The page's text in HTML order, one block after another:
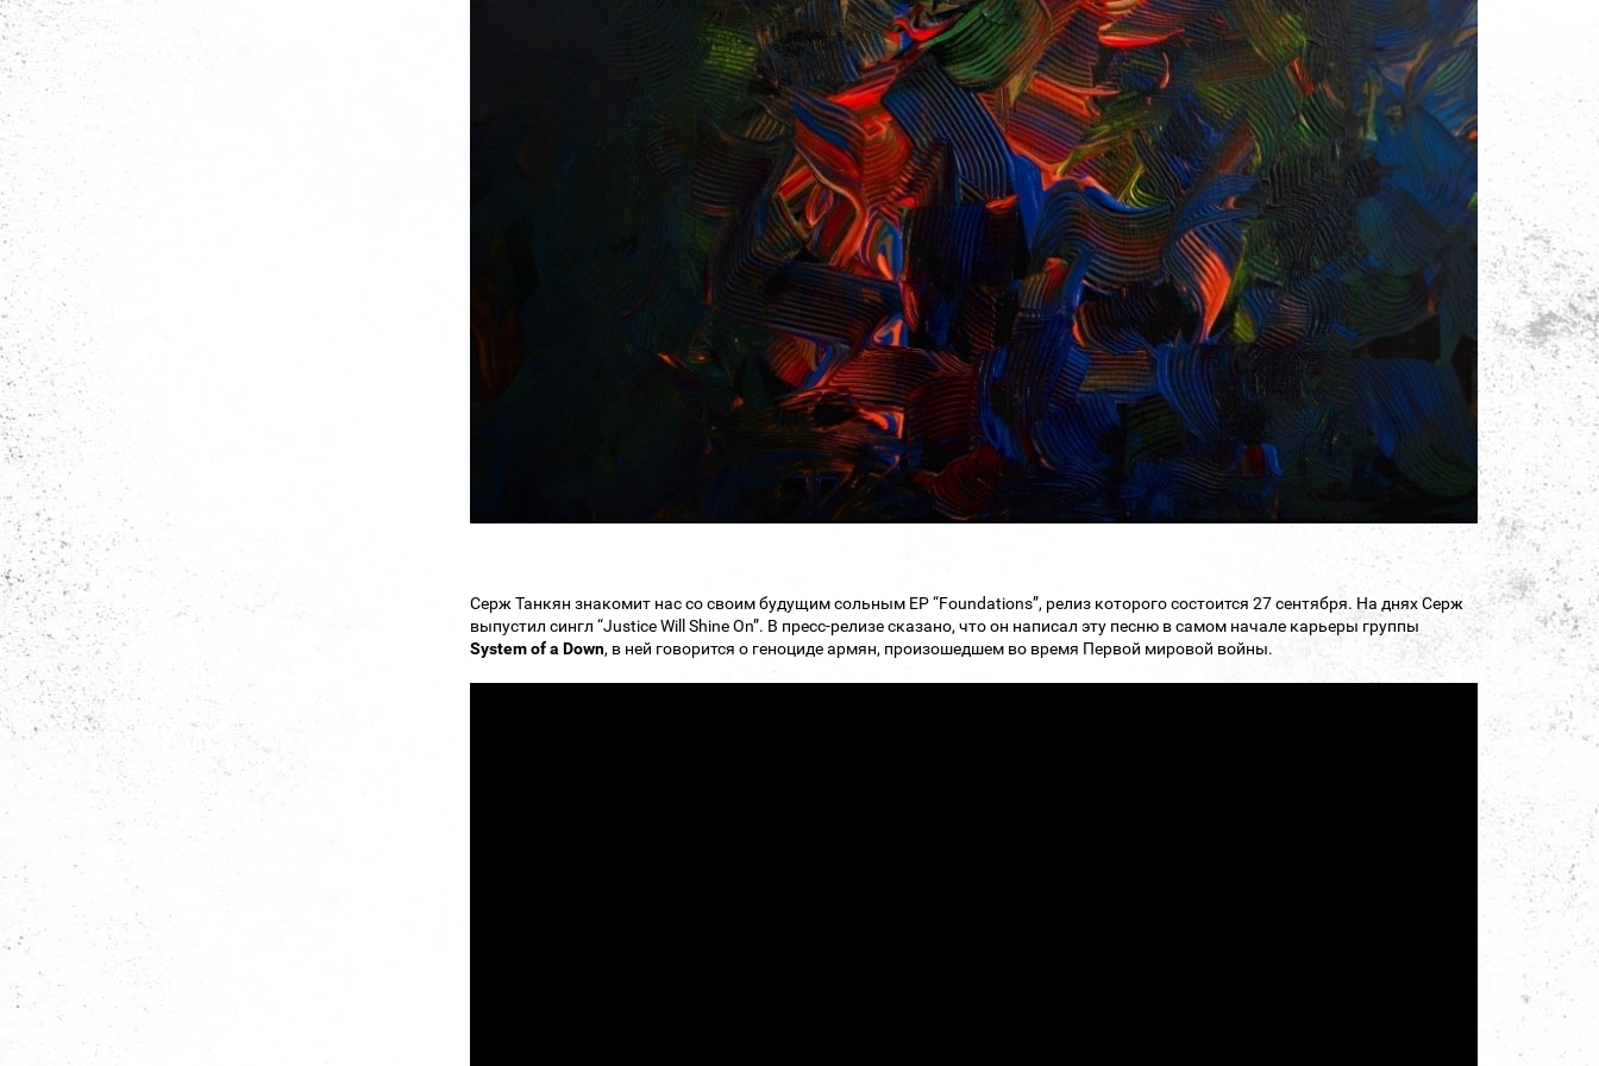
Серж Танкян знакомит нас со своим будущим сольным ЕР “Foundations”, релиз которого состоится 27 сентября. На днях Серж
выпустил сингл “Justice Will Shine On”. В пресс-релизе сказано, что он написал эту песню в самом начале карьеры группы
System of a Down, в ней говорится о геноциде армян, произошедшем во время Первой мировой войны.